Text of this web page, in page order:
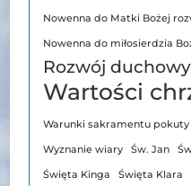
Nowenna do Matki Bożej
Nowenna do miłosierdzia
Rozwój duchowy
Wartości
Warunki sakramentu pokuty
Wyznanie wiary Św. Jan
Święta Kinga Święta Klara